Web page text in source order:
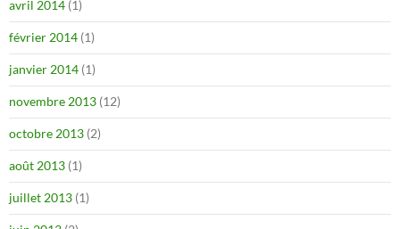
avril 2014 (1)
février 2014 (1)
janvier 2014 (1)
novembre 2013 (12)
octobre 2013 (2)
août 2013 (1)
juillet 2013 (1)